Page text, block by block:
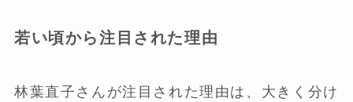
若い頃から注目された理由
林葉直子さんが注目された理由は、大きく分け